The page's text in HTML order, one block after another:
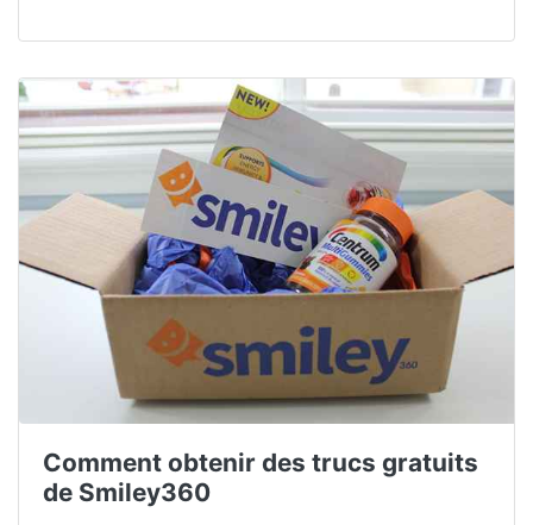
Comment obtenir des trucs gratuits
de Smiley360